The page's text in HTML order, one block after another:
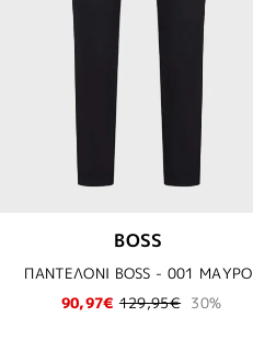
BOSS
ΠΑΝΤΕΛΟΝΙ BOSS - 001 ΜΑΥΡΟ
90,97€ 129,95€ 30%